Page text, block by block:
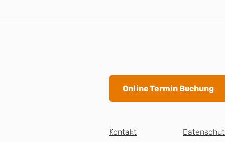
Intelligenz beim Hören?
Online Termin Buchung
Kontakt